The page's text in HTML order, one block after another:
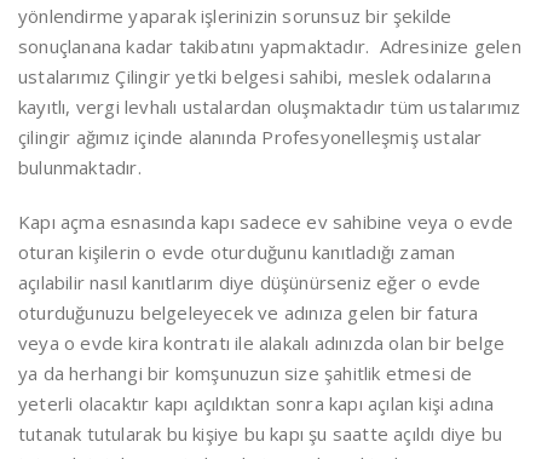
yönlendirme yaparak işlerinizin sorunsuz bir şekilde
sonuçlanana kadar takibatını yapmaktadır. Adresinize gelen
ustalarımız Çilingir yetki belgesi sahibi, meslek odalarına
kayıtlı, vergi levhalı ustalardan oluşmaktadır tüm ustalarımız
çilingir ağımız içinde alanında Profesyonelleşmiş ustalar
bulunmaktadır.
Kapı açma esnasında kapı sadece ev sahibine veya o evde
oturan kişilerin o evde oturduğunu kanıtladığı zaman
açılabilir nasıl kanıtlarım diye düşünürseniz eğer o evde
oturduğunuzu belgeleyecek ve adınıza gelen bir fatura
veya o evde kira kontratı ile alakalı adınızda olan bir belge
ya da herhangi bir komşunuzun size şahitlik etmesi de
yeterli olacaktır kapı açıldıktan sonra kapı açılan kişi adına
tutanak tutularak bu kişiye bu kapı şu saatte açıldı diye bu